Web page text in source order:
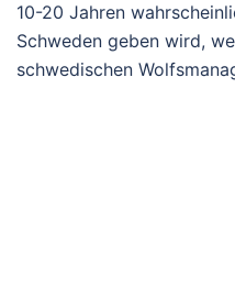
10-20 Jahren
Schweden geben wird,
schwedischen